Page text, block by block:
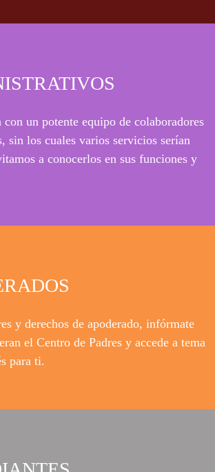
un potente equipo de colaboradores
sin los cuales varios servicios serían
a conocerlos en sus funciones y
y derechos de apoderado, infórmate
el Centro de Padres y accede a tema
para ti.